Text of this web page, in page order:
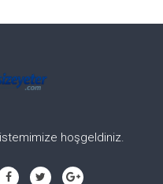
hoşgeldiniz.